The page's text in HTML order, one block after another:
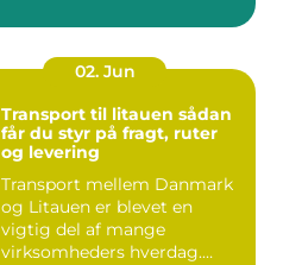
02. Jun
Transport til litauen sådan
får du styr på fragt, ruter
og levering
Transport mellem Danmark
og Litauen er blevet en
vigtig del af mange
virksomheders hverdag.